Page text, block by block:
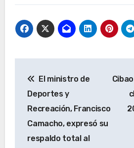
de
entradas
El ministro de
Deportes y
Recreación, Francisco
Camacho, expresó su
respaldo total al